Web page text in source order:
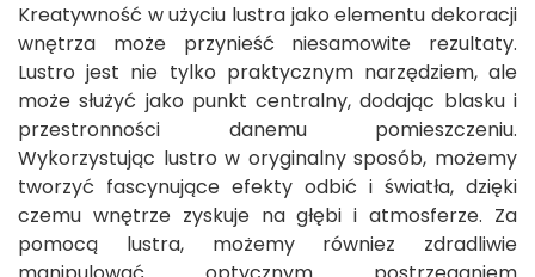
Kreatywność w użyciu lustra jako elementu dekoracji
wnętrza może przynieść niesamowite rezultaty.
Lustro jest nie tylko praktycznym narzędziem, ale
może służyć jako punkt centralny, dodając blasku i
przestronności danemu pomieszczeniu.
Wykorzystując lustro w oryginalny sposób, możemy
tworzyć fascynujące efekty odbić i światła, dzięki
czemu wnętrze zyskuje na głębi i atmosferze. Za
pomocą lustra, możemy równiez zdradliwie